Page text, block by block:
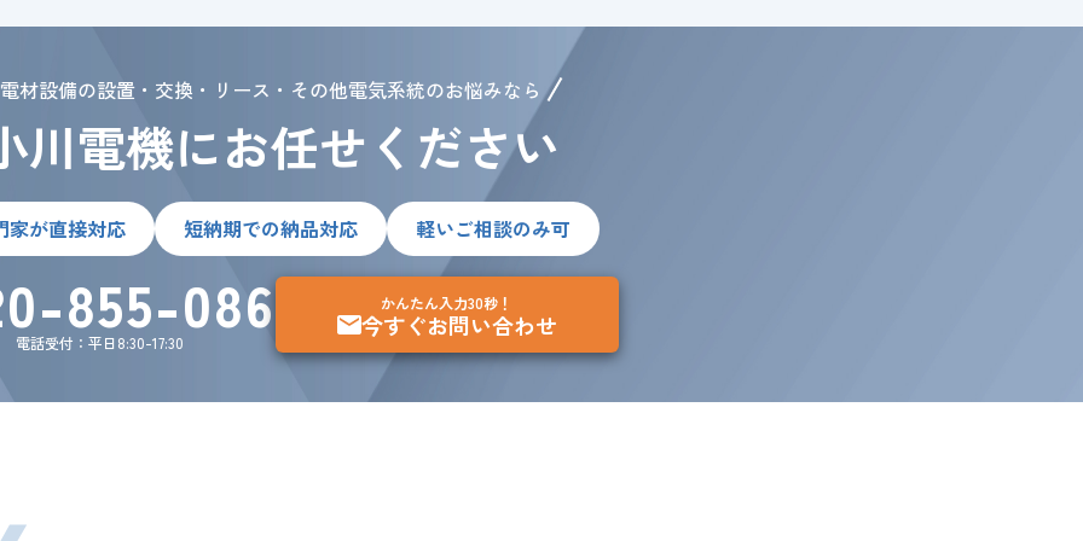
電材設備の設置・交換・リース・その他電気系統のお悩みなら
川電機にお任せください
家が直接対応 短納期での納品対応 軽いご相談のみ可
855-086
電話受付：平日8:30-17:30
かんたん入力30秒！
今すぐお問い合わせ